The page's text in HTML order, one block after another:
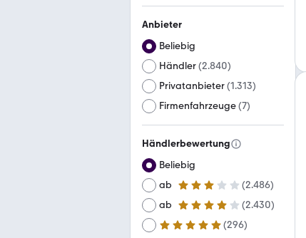
Anbieter
Beliebig
Händler(2.840)
Privatanbieter(1.313)
Firmenfahrzeuge(7)
Händlerbewertung
Beliebig
ab
3 Sterne (2.486)
ab
4 Sterne (2.430)
ab
5 Sterne (296)